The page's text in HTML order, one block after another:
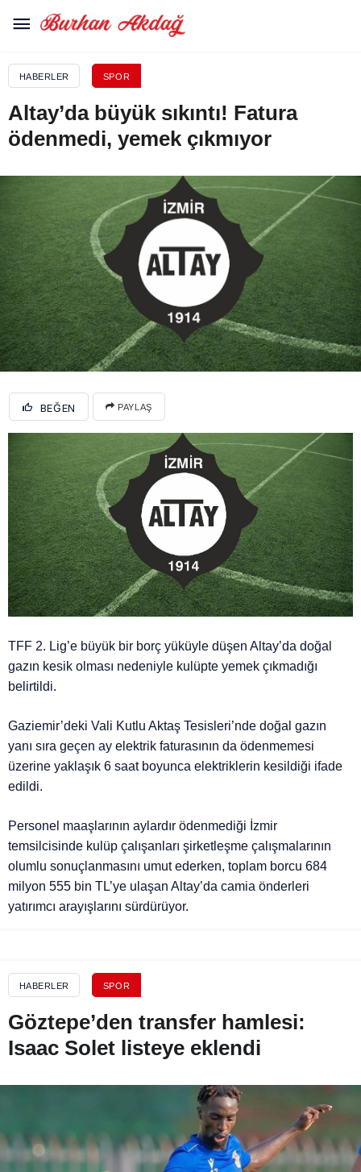
HABERLER SPOR
Altay’da büyük sıkıntı! Fatura
ödenmedi, yemek çıkmıyor
BEĞEN PAYLAŞ
TFF 2. Lig’e büyük bir borç yüküyle düşen Altay’da doğal
gazın kesik olması nedeniyle kulüpte yemek çıkmadığı
belirtildi.
Gaziemir’deki Vali Kutlu Aktaş Tesisleri’nde doğal gazın
yanı sıra geçen ay elektrik faturasının da ödenmemesi
üzerine yaklaşık 6 saat boyunca elektriklerin kesildiği ifade
edildi.
Personel maaşlarının aylardır ödenmediği İzmir
temsilcisinde kulüp çalışanları şirketleşme çalışmalarının
olumlu sonuçlanmasını umut ederken, toplam borcu 684
milyon 555 bin TL’ye ulaşan Altay’da camia önderleri
yatırımcı arayışlarını sürdürüyor.
HABERLER SPOR
Göztepe’den transfer hamlesi:
Isaac Solet listeye eklendi